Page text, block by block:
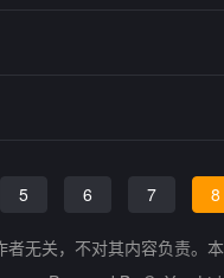
5 6 7 8
无关，不对其内容负责。